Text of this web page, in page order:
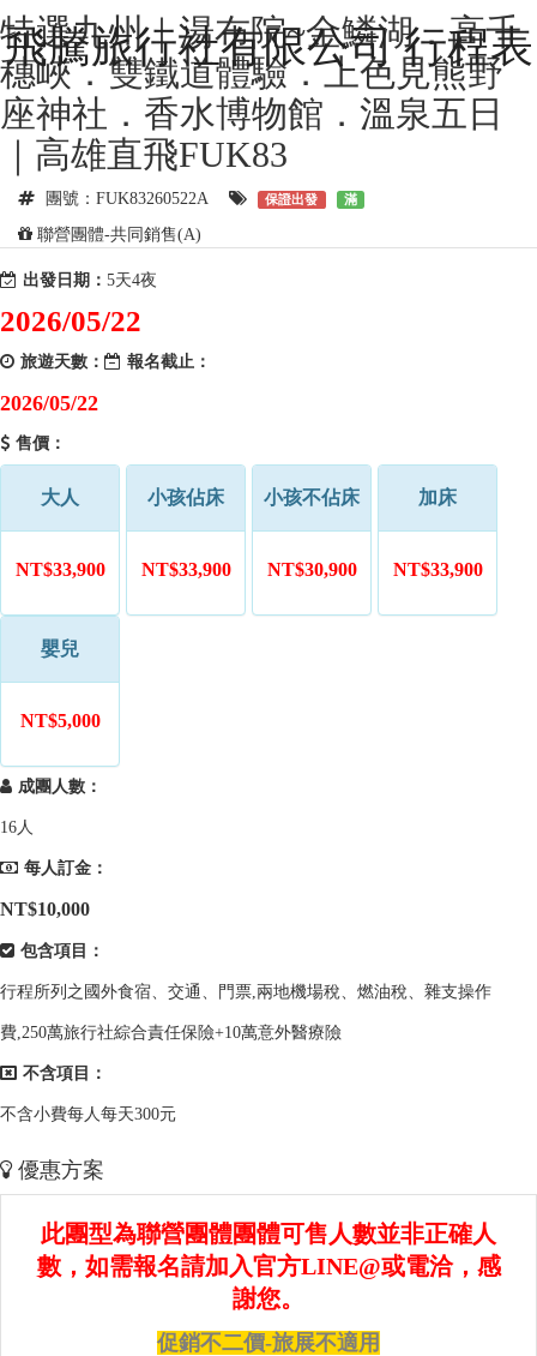
飛騰旅行社有限公司 行程表
特選九州｜湯布院~金鱗湖．高千
穗峽．雙鐵道體驗．上色見熊野
座神社．香水博物館．溫泉五日
｜高雄直飛FUK83
團號：FUK83260522A 保證出發 滿
聯營團體-共同銷售(A)
出發日期：
2026/05/22
旅遊天數：
5天4夜
報名截止：
2026/05/22
售價：
大人
NT$33,900
小孩佔床
NT$33,900
小孩不佔床
NT$30,900
加床
NT$33,900
嬰兒
NT$5,000
成團人數：
16人
每人訂金：
NT$10,000
包含項目：
行程所列之國外食宿、交通、門票,兩地機場稅、燃油稅、雜支操作
費,250萬旅行社綜合責任保險+10萬意外醫療險
不含項目：
不含小費每人每天300元
優惠方案
此團型為聯營團體團體可售人數並非正確人
數，如需報名請加入官方LINE@或電洽，感
謝您。
促銷不二價-旅展不適用